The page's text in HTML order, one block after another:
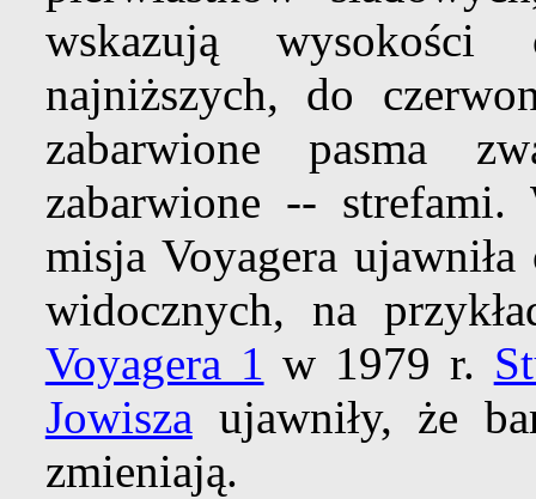
wskazują
najniższych, do
zabarwione pasma
zabarwione --
misja Voyagera
widocznych, na
Voyagera 1 w 1979 r.
Jowisza ujawniły, że
zmieniają.